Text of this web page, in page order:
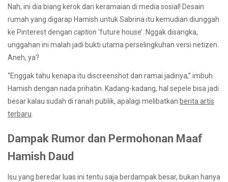
Nah, ini dia biang kerok dari keramaian di media sosial! Desain
rumah yang digarap Hamish untuk Sabrina itu kemudian diunggah
ke Pinterest dengan caption ‘future house’. Nggak disangka,
unggahan ini malah jadi bukti utama perselingkuhan versi netizen.
Aneh, ya?
“Enggak tahu kenapa itu discreenshot dan ramai jadinya,” imbuh
Hamish dengan nada prihatin. Kadang-kadang, hal sepele bisa jadi
besar kalau sudah di ranah publik, apalagi melibatkan berita artis
terbaru.
Dampak Rumor dan Permohonan Maaf
Hamish Daud
Isu yang beredar luas ini tentu saja berdampak besar, bukan hanya